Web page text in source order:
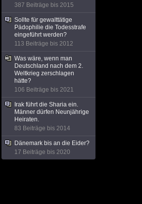
387 Beiträge bis 2015
Sollte für gewalttätige
Pädophilie die Todesstrafe
eingeführt werden?
113 Beiträge bis 2012
Was wäre, wenn man
Deutschland nach dem 2.
Weltkrieg zerschlagen
hätte?
106 Beiträge bis 2021
Irak führt die Sharia ein.
Männer dürfen Neunjährige
Heiraten.
83 Beiträge bis 2014
Dänemark bis an die Eider?
17 Beiträge bis 2020